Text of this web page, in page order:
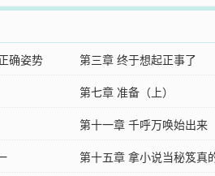
确姿势 第三章 终于想起正事了
第七章 准备（上）
第十一章 千呼万唤始出来
第十五章 拿小说当秘笈真